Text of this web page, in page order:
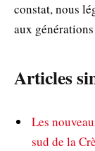
constat, nous
aux
Articles
Les
sud de la